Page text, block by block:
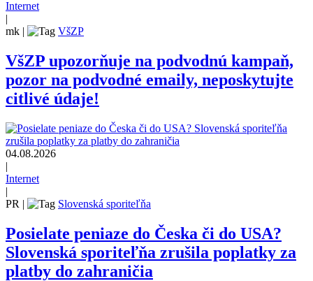
Internet
|
mk | VšZP
VšZP upozorňuje na podvodnú kampaň,
pozor na podvodné emaily, neposkytujte
citlivé údaje!
04.08.2026
|
Internet
|
PR | Slovenská sporiteľňa
Posielate peniaze do Česka či do USA?
Slovenská sporiteľňa zrušila poplatky za
platby do zahraničia